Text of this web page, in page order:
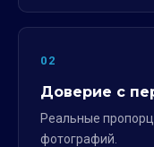
02
Доверие с
Реальные
фотографий.